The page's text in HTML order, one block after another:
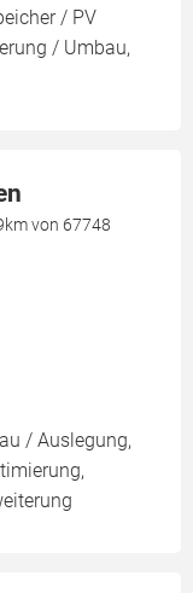
/ PV
/ Umbau,
von 67748
/ Auslegung,